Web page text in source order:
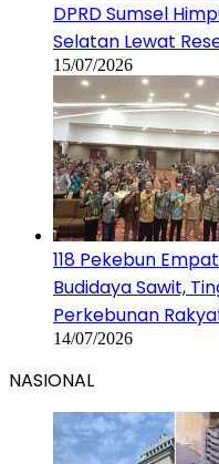
DPRD Sumsel
Selatan Lewat
15/07/2026
118 Pekebun
Budidaya Sawit,
Perkebunan
14/07/2026
NASIONAL